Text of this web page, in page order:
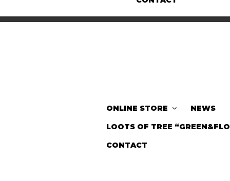
ONLINE STORE
NEWS
LOOTS OF TREE
CONTACT